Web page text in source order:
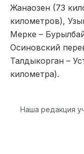
Жанаозен (73
километров),
Мерке –
Осиновский
Талдыкорган –
километра).
Наша редакция